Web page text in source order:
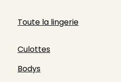
Toute la lingerie
Culottes
Bodys